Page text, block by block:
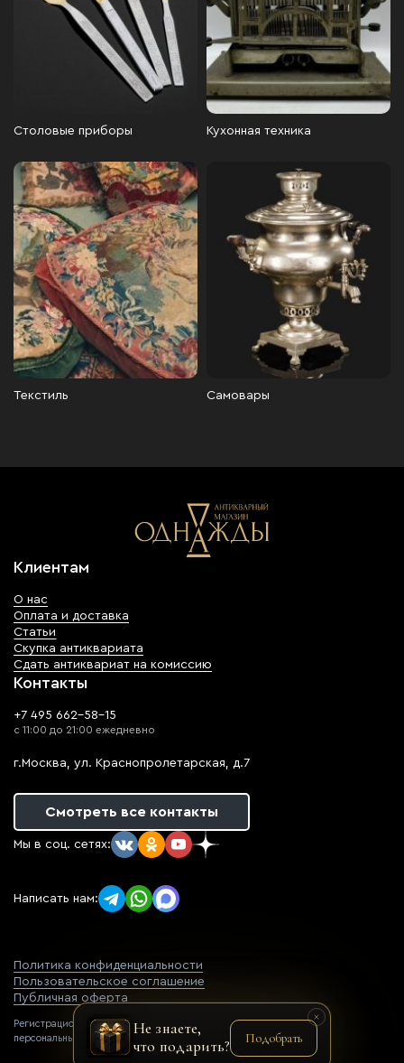
Столовые приборы Кухонная техника
Текстиль Самовары
Клиентам
О нас
Оплата и доставка
Статьи
Скупка антиквариата
Сдать антиквариат на комиссию
Контакты
+7 495 662-58-15
с 11:00 до 21:00 ежедневно
г.Москва, ул. Краснопролетарская, д.7
Смотреть все контакты
Мы в соц. сетях:
Написать нам:
Политика конфиденциальности
Пользовательское соглашение
Публичная оферта
Регистрационный номер оператора
персональных данных: 77-22-069752
Не знаете,
что подарить?
Подобрать